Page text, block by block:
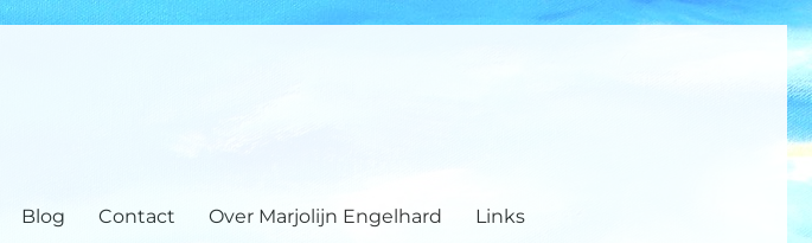
Blog Contact Over Marjolijn Engelhard Links